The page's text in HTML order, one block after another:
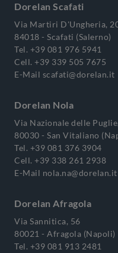
Dorelan Scafati
Via Martiri D'Ungheria,
84018 - Scafati (Salerno)
Tel. +39 081 976 5941
Cell. +39 339 505 7675
E-Mail scafati@dorelan.it
Dorelan Nola
Via Nazionale delle
80030 - San Vitaliano
Tel. +39 081 376 3904
Cell. +39 338 261 2938
E-Mail nola.na@dorelan.it
Dorelan Afragola
Via Sannitica, 56
80021 - Afragola (Napoli)
Tel. +39 081 913 2481